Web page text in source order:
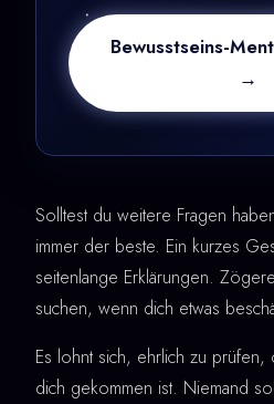
Bewusstseins-
→
Solltest du weitere Fragen
immer der beste. Ein kurzes
seitenlange Erklärungen.
suchen, wenn dich etwas
Es lohnt sich, ehrlich zu
dich gekommen ist. Niemand